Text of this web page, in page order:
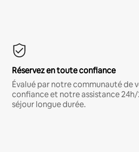
Réservez en toute confiance
Évalué par notre communauté de
confiance et notre assistance
séjour longue durée.